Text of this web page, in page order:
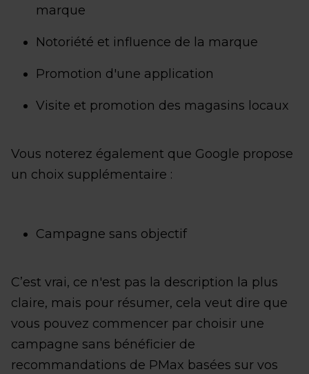
marque
Notoriété et influence de la marque
Promotion d'une application
Visite et promotion des magasins locaux
Vous noterez également que Google propose
un choix supplémentaire :
Campagne sans objectif
C’est vrai, ce n'est pas la description la plus
claire, mais pour résumer, cela veut dire que
vous pouvez commencer par choisir une
campagne sans bénéficier de
recommandations de PMax basées sur vos